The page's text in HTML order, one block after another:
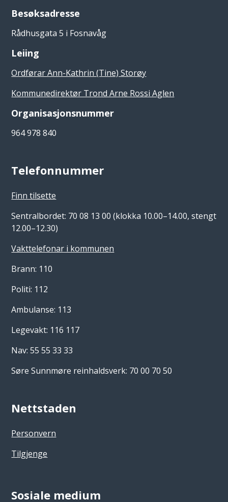
Besøksadresse
Rådhusgata 5 i Fosnavåg
Leiing
Ordførar Ann-Kathrin (Tine) Storøy
Kommunedirektør Trond Arne Rossi Aglen
Organisasjonsnummer
964 978 840
Telefonnummer
Finn tilsette
Sentralbordet: 70 08 13 00 (klokka 10.00–14.00, stengt
12.00–12.30)
Vakttelefonar i kommunen
Brann: 110
Politi: 112
Ambulanse: 113
Legevakt: 116 117
Nav: 55 55 33 33
Søre Sunnmøre reinhaldsverk: 70 00 70 50
Nettstaden
Personvern
Tilgjenge
Sosiale medium